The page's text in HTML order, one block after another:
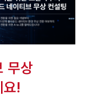
무상
!